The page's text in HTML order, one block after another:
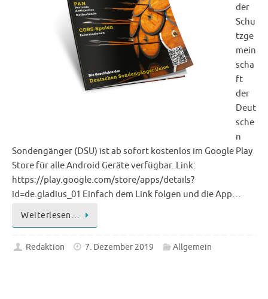
der
Schu
tzge
mein
scha
ft
der
Deut
sche
n
Sondengänger (DSU) ist ab sofort kostenlos im Google Play
Store für alle Android Geräte verfügbar. Link:
https://play.google.com/store/apps/details?
id=de.gladius_01 Einfach dem Link folgen und die App…
Weiterlesen…
Redaktion 7. Dezember 2019 Allgemein